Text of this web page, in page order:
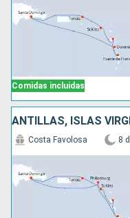
Comidas incluidas
ANTILLAS, ISLAS
Costa Favolosa 8 d